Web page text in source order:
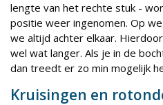
lengte van het rechte stuk -
positie weer ingenomen. Op
we altijd achter elkaar.
wel wat langer. Als je in de
dan treedt er zo min mogelijk
Kruisingen en